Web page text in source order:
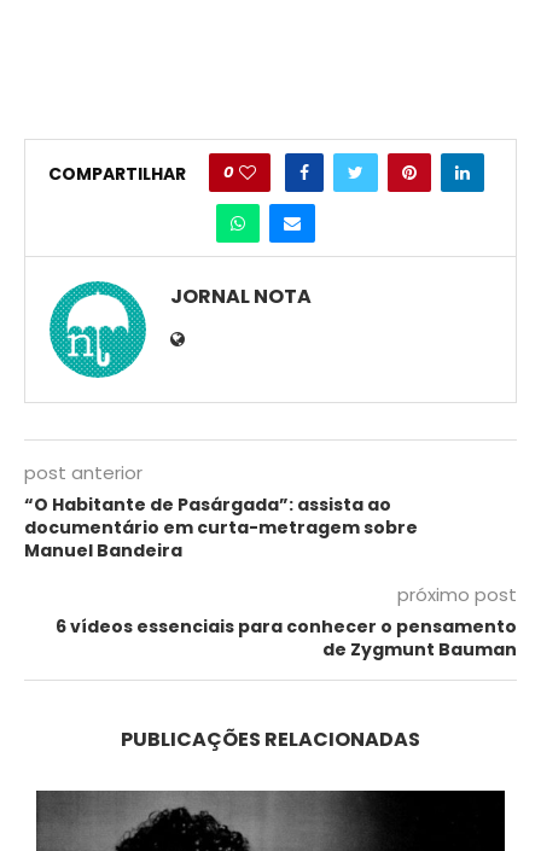
COMPARTILHAR 0
JORNAL NOTA
post anterior
“O Habitante de Pasárgada”: assista ao
documentário em curta-metragem sobre
Manuel Bandeira
próximo post
6 vídeos essenciais para conhecer o pensamento
de Zygmunt Bauman
PUBLICAÇÕES RELACIONADAS